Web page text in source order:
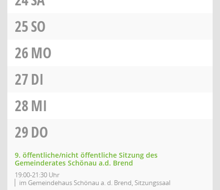
25SO
26MO
27DI
28MI
29DO
9. öffentliche/nicht öffentliche Sitzung des
Gemeinderates Schönau a.d. Brend
19:00-21:30 Uhr
im Gemeindehaus Schönau a. d. Brend, Sitzungssaal